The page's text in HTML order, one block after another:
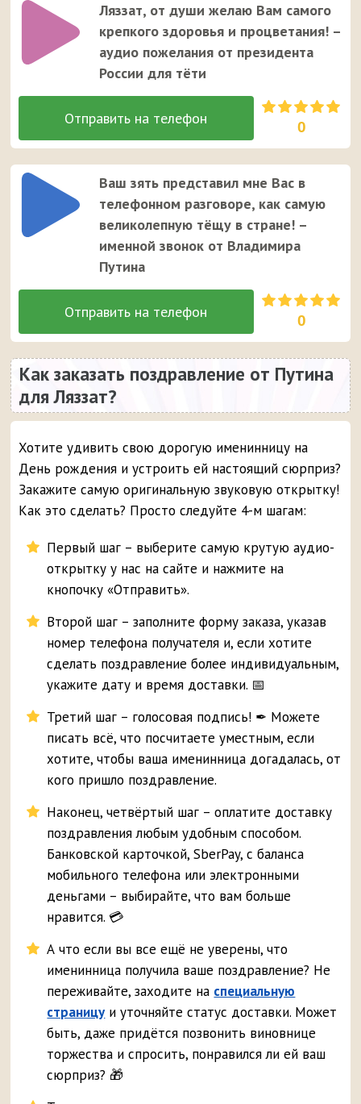
Ляззат, от души желаю Вам самого
крепкого здоровья и процветания! –
аудио пожелания от президента
России для тёти
0
Ваш зять представил мне Вас в
телефонном разговоре, как самую
великолепную тёщу в стране! –
именной звонок от Владимира
Путина
0
Как заказать поздравление от Путина
для Ляззат?
Хотите удивить свою дорогую именинницу на
День рождения и устроить ей настоящий сюрприз?
Закажите самую оригинальную звуковую открытку!
Как это сделать? Просто следуйте 4-м шагам:
Первый шаг – выберите самую крутую аудио-
открытку у нас на сайте и нажмите на
кнопочку «Отправить».
Второй шаг – заполните форму заказа, указав
номер телефона получателя и, если хотите
сделать поздравление более индивидуальным,
укажите дату и время доставки. 📅
Третий шаг – голосовая подпись! ✒ Можете
писать всё, что посчитаете уместным, если
хотите, чтобы ваша именинница догадалась, от
кого пришло поздравление.
Наконец, четвёртый шаг – оплатите доставку
поздравления любым удобным способом.
Банковской карточкой, SberPay, с баланса
мобильного телефона или электронными
деньгами – выбирайте, что вам больше
нравится. 💳
А что если вы все ещё не уверены, что
именинница получила ваше поздравление? Не
переживайте, заходите на специальную
страницуи уточняйте статус доставки. Может
быть, даже придётся позвонить виновнице
торжества и спросить, понравился ли ей ваш
сюрприз? 🎁